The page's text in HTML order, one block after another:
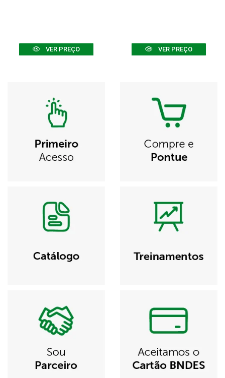
VER PREÇO VER PREÇO